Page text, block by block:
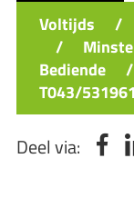
Voltijds
/
/
Bediende
/
T043/531961
Deel via: